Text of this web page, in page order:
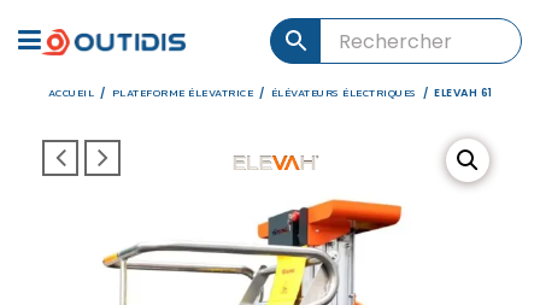
ACCUEIL / PLATEFORME ÉLEVATRICE / ÉLÉVATEURS ÉLECTRIQUES / ELEVAH 61